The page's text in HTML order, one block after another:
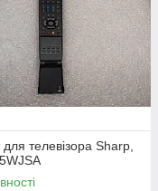
для телевізора Sharp,